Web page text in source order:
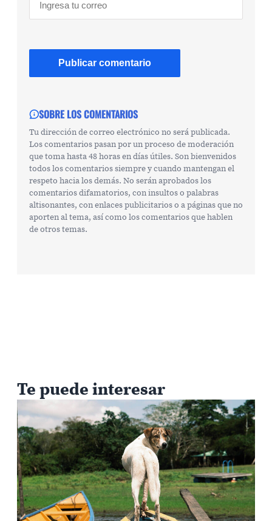
SOBRE LOS COMENTARIOS
Tu dirección de correo electrónico no será publicada.
Los comentarios pasan por un proceso de moderación
que toma hasta 48 horas en días útiles. Son bienvenidos
todos los comentarios siempre y cuando mantengan el
respeto hacia los demás. No serán aprobados los
comentarios difamatorios, con insultos o palabras
altisonantes, con enlaces publicitarios o a páginas que no
aporten al tema, así como los comentarios que hablen
de otros temas.
Te puede interesar